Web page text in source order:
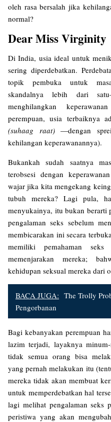
oleh rasa bersalah jika
normal?
Dear Miss Virginity
Di India, usia ideal untuk
sering diperdebatkan.
topik pembuka untuk
skandalnya lebih dari
menghilangkan
perempuan, usia terbaiknya
(suhaag raat)—dengan
kehilangan keperawanannya).
Bukankah sudah saatnya
terobsesi dengan
wajar jika kita mengekang
tubuh mereka? Lagi pula,
menyukainya, itu bukan
pengalaman seks sebelum
membicarakan ini secara
memiliki pemahaman
memenjarakan mereka;
kehidupan seksual mereka dari
BACA JUGA: The Trolly
Pengorbanan
Bagi kebanyakan perempuan
lazim terjadi, layaknya
tidak semua orang bisa
yang pernah melakukan itu
mereka tidak akan membuat
untuk memperdebatkan hal
lagi melihat pengalaman seks
peristiwa yang akan